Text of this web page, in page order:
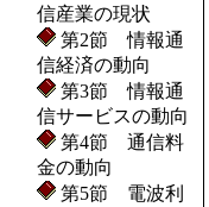
信産業の現状
第2節 情報通
信経済の動向
第3節 情報通
信サービスの動向
第4節 通信料
金の動向
第5節 電波利